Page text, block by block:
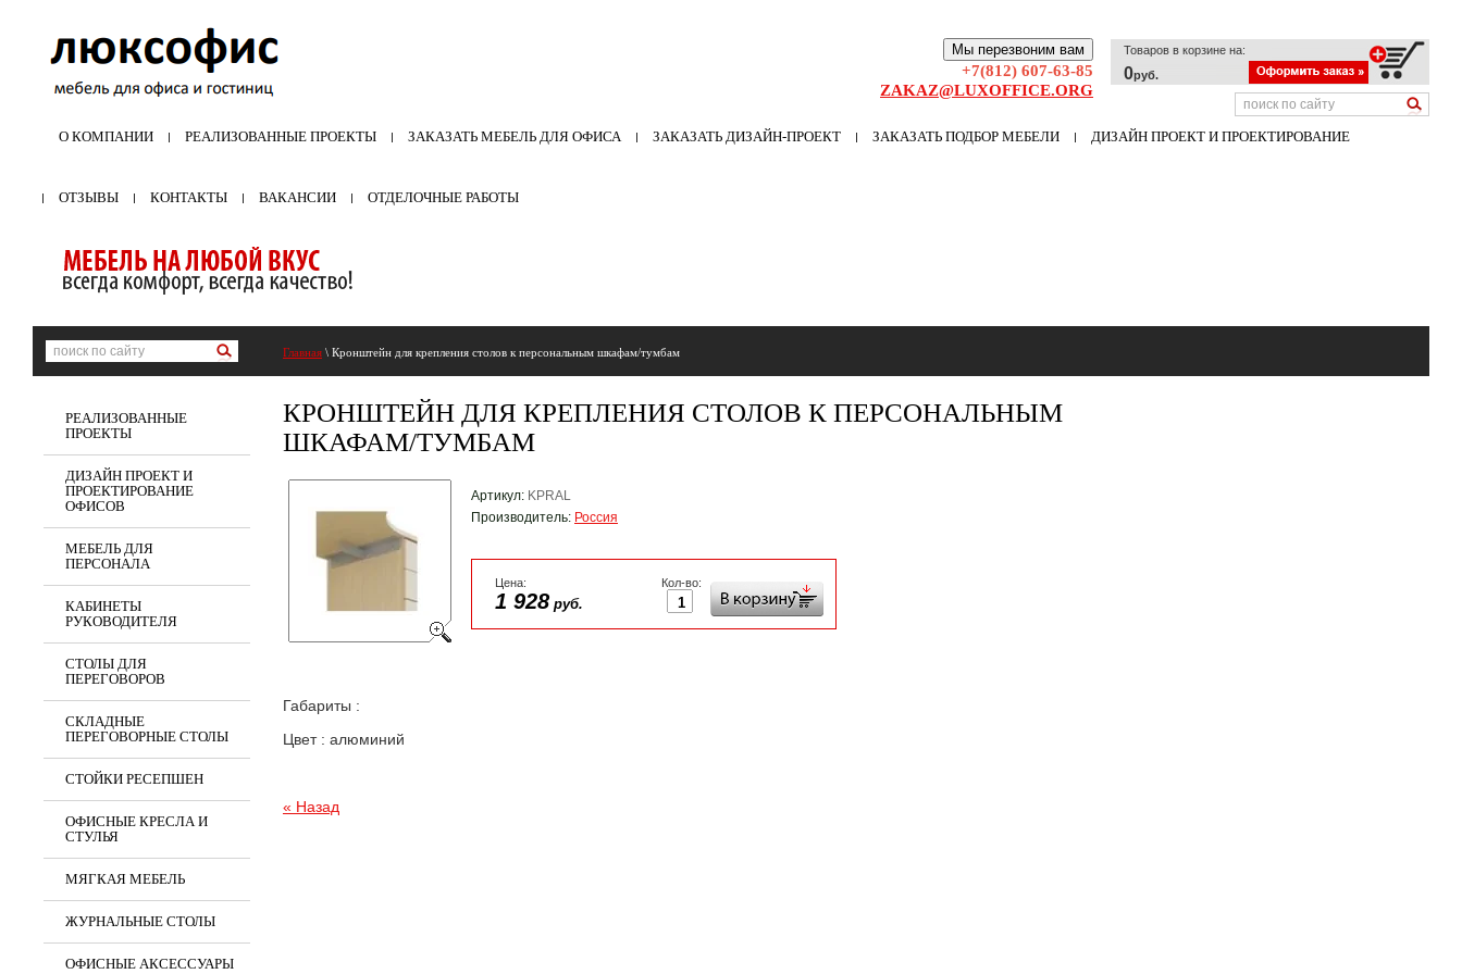
Мы перезвоним вам
+7(812) 607-63-85
ZAKAZ@LUXOFFICE.ORG
О КОМПАНИИ РЕАЛИЗОВАННЫЕ ПРОЕКТЫ ЗАКАЗАТЬ МЕБЕЛЬ ДЛЯ ОФИСА ЗАКАЗАТЬ ДИЗАЙН-ПРОЕКТ ЗАКАЗАТЬ ПОДБОР МЕБЕЛИ ДИЗАЙН ПРОЕКТ И ПРОЕКТИРОВАНИЕ
ОТЗЫВЫ КОНТАКТЫ ВАКАНСИИ ОТДЕЛОЧНЫЕ РАБОТЫ
Товаров в корзине на:
0руб.
Главная \ Кронштейн для крепления столов к персональным шкафам/тумбам
КРОНШТЕЙН ДЛЯ КРЕПЛЕНИЯ СТОЛОВ К ПЕРСОНАЛЬНЫМ
ШКАФАМ/ТУМБАМ
Артикул: KPRAL
Производитель: Россия
Кол-во:
Цена:
1 928 руб.
Габариты :
Цвет : алюминий
« Назад
РЕАЛИЗОВАННЫЕ
ПРОЕКТЫ
ДИЗАЙН ПРОЕКТ И
ПРОЕКТИРОВАНИЕ
ОФИСОВ
МЕБЕЛЬ ДЛЯ
ПЕРСОНАЛА
КАБИНЕТЫ
РУКОВОДИТЕЛЯ
СТОЛЫ ДЛЯ
ПЕРЕГОВОРОВ
СКЛАДНЫЕ
ПЕРЕГОВОРНЫЕ СТОЛЫ
СТОЙКИ РЕСЕПШЕН
ОФИСНЫЕ КРЕСЛА И
СТУЛЬЯ
МЯГКАЯ МЕБЕЛЬ
ЖУРНАЛЬНЫЕ СТОЛЫ
ОФИСНЫЕ АКСЕССУАРЫ